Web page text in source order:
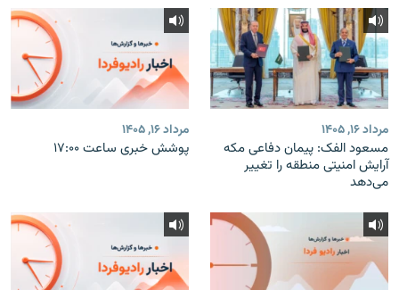
مرداد ۱۶, ۱۴۰۵
مسعود الفک: پیمان دفاعی مکه
آرایش امنیتی منطقه را تغییر
می‌دهد
مرداد ۱۶, ۱۴۰۵
پوشش خبری ساعت ۱۷:۰۰